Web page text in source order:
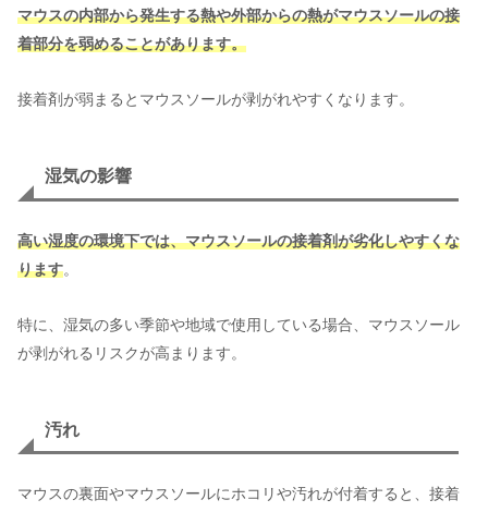
マウスの内部から発生する熱や外部からの熱がマウスソールの接
着部分を弱めることがあります。
接着剤が弱まるとマウスソールが剥がれやすくなります。
湿気の影響
高い湿度の環境下では、マウスソールの接着剤が劣化しやすくな
ります。
特に、湿気の多い季節や地域で使用している場合、マウスソール
が剥がれるリスクが高まります。
汚れ
マウスの裏面やマウスソールにホコリや汚れが付着すると、接着